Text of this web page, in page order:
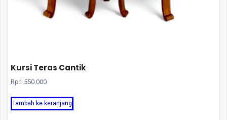
Kursi Teras Cantik
Rp1.550.000
Tambah ke keranjang